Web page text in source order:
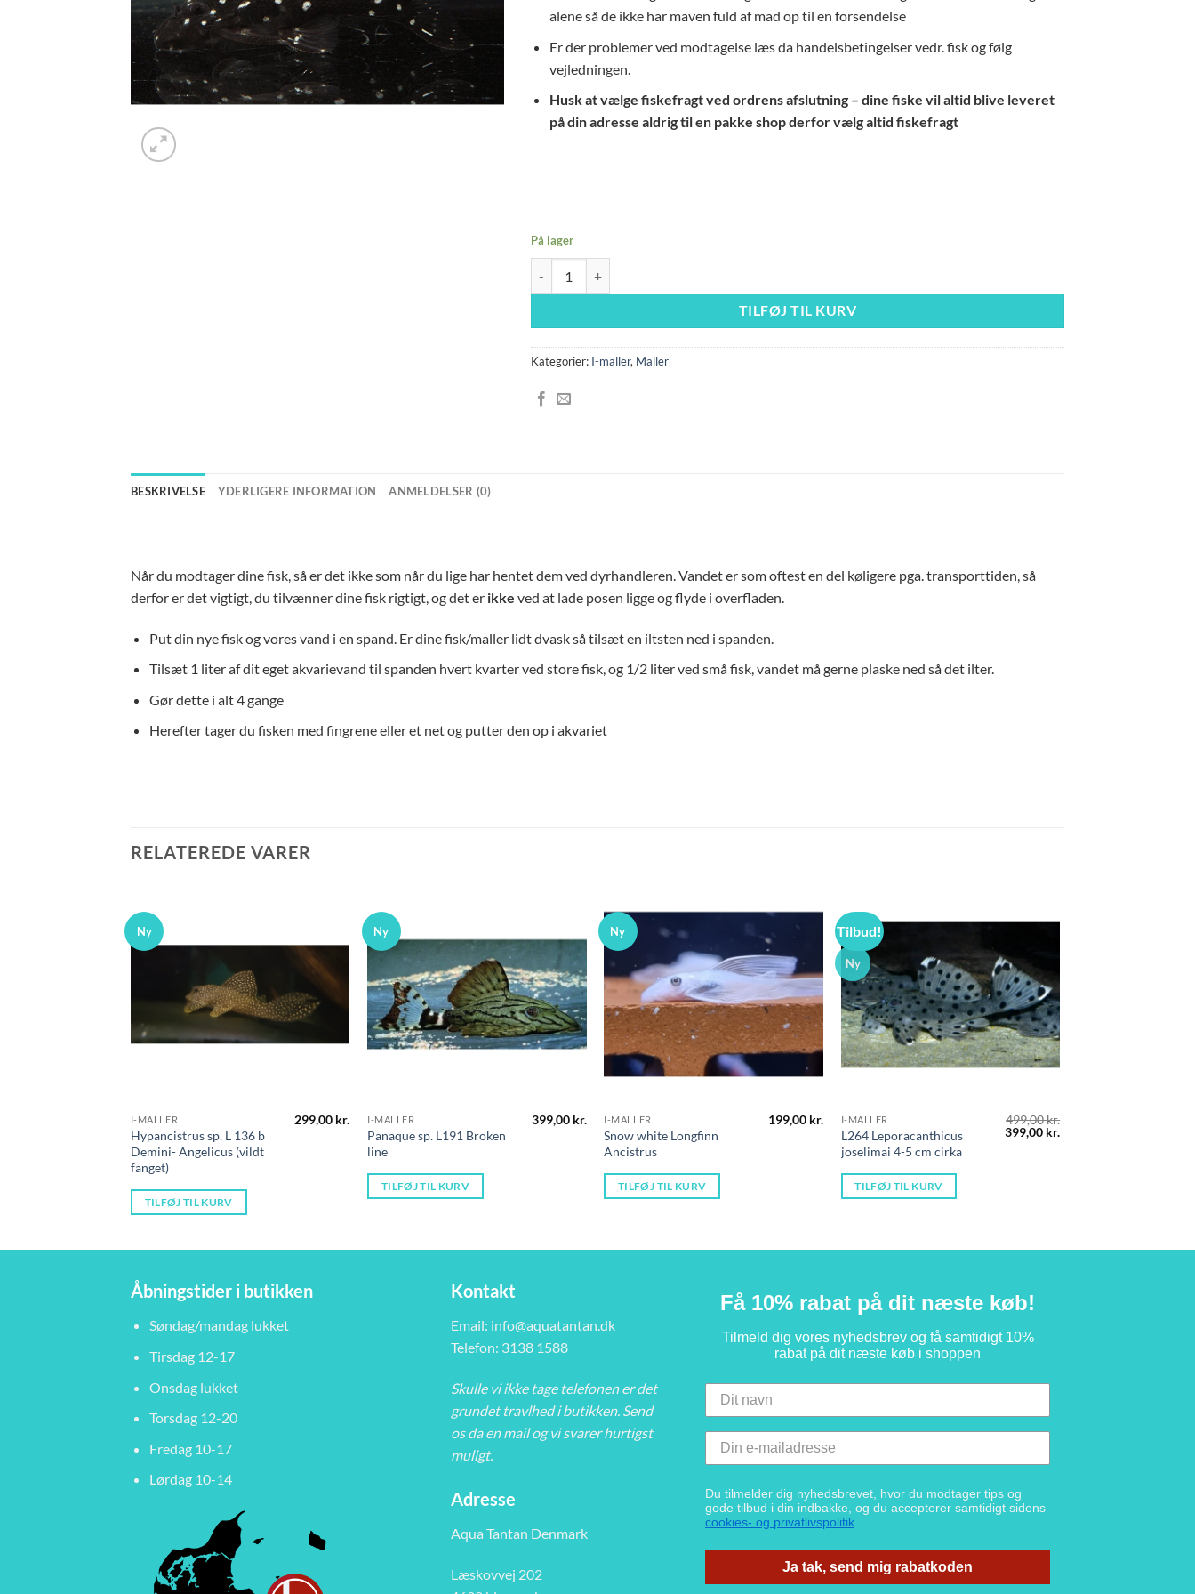
alene så de ikke har maven fuld af mad op til en forsendelse
Er der problemer ved modtagelse læs da handelsbetingelser vedr. fisk og følg
vejledningen.
Husk at vælge fiskefragt ved ordrens afslutning – dine fiske vil altid blive leveret
på din adresse aldrig til en pakke shop derfor vælg altid fiskefragt
På lager
TILFØJ TIL KURV
Kategorier: I-maller, Maller
BESKRIVELSE YDERLIGERE INFORMATION ANMELDELSER (0)
Når du modtager dine fisk, så er det ikke som når du lige har hentet dem ved dyrhandleren. Vandet er som oftest en del køligere pga. transporttiden, så
derfor er det vigtigt, du tilvænner dine fisk rigtigt, og det er ikke ved at lade posen ligge og flyde i overfladen.
Put din nye fisk og vores vand i en spand. Er dine fisk/maller lidt dvask så tilsæt en iltsten ned i spanden.
Tilsæt 1 liter af dit eget akvarievand til spanden hvert kvarter ved store fisk, og 1/2 liter ved små fisk, vandet må gerne plaske ned så det ilter.
Gør dette i alt 4 gange
Herefter tager du fisken med fingrene eller et net og putter den op i akvariet
RELATEREDE VARER
Ny
I-MALLER
Hypancistrus sp. L 136 b
Demini- Angelicus (vildt
fanget)
299,00 kr.
TILFØJ TIL KURV
Ny
I-MALLER
Panaque sp. L191 Broken
line
399,00 kr.
TILFØJ TIL KURV
Ny
I-MALLER
Snow white Longfinn
Ancistrus
199,00 kr.
TILFØJ TIL KURV
Tilbud!
Ny
I-MALLER
L264 Leporacanthicus
joselimai 4-5 cm cirka
499,00kr.
Den
oprindelige
399,00 kr.
TILFØJ TIL KURV
Åbningstider i butikken
Søndag/mandag lukket
Tirsdag 12-17
Onsdag lukket
Torsdag 12-20
Fredag 10-17
Lørdag 10-14
Kontakt
Email: info@aquatantan.dk
Telefon: 3138 1588
Skulle vi ikke tage telefonen er det
grundet travlhed i butikken. Send
os da en mail og vi svarer hurtigst
muligt.
Adresse
Aqua Tantan Denmark
Læskovvej 202
Få 10% rabat på dit næste køb!
Tilmeld dig vores nyhedsbrev og få samtidigt 10%
rabat på dit næste køb i shoppen
Du tilmelder dig nyhedsbrevet, hvor du modtager tips og
gode tilbud i din indbakke, og du accepterer samtidigt sidens
cookies- og privatlivspolitik
Ja tak, send mig rabatkoden